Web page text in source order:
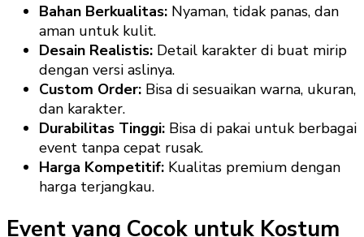
Bahan Berkualitas: Nyaman, tidak panas, dan
aman untuk kulit.
Desain Realistis: Detail karakter di buat mirip
dengan versi aslinya.
Custom Order: Bisa di sesuaikan warna, ukuran,
dan karakter.
Durabilitas Tinggi: Bisa di pakai untuk berbagai
event tanpa cepat rusak.
Harga Kompetitif: Kualitas premium dengan
harga terjangkau.
Event yang Cocok untuk Kostum